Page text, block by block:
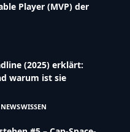
Player (MVP) der
(2025) erklärt:
warum ist sie
WISSEN